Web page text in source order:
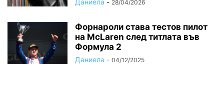
28/04/2026
Форнароли става тестов пилот
на McLaren след титлата във
Формула 2
Даниела - 04/12/2025